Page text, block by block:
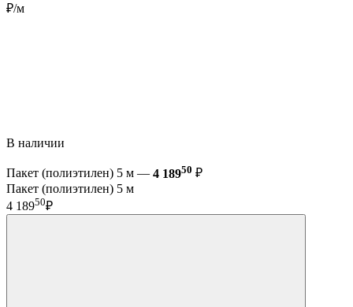
₽/м
В наличии
Пакет (полиэтилен) 5 м — 4 18950 ₽
Пакет (полиэтилен) 5 м
4 18950₽